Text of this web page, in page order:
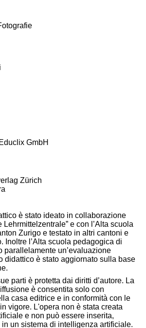
GmbH
Zürich
è stato ideato in collaborazione
Lehrmittelzentrale” e con l’Alta scuola
Zurigo e testato in altri cantoni e
Inoltre l’Alta scuola pedagogica di
parallelamente un’evaluazione
didattico è stato aggiornato sulla base
parti è protetta dai diritti d’autore. La
è consentita solo con
casa editrice e in conformità con le
vigore. L'opera non è stata creata
e non può essere inserita,
in un sistema di intelligenza artificiale.